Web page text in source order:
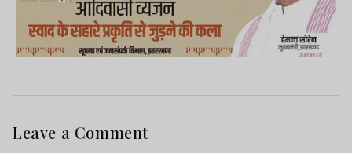
Leave a Comment